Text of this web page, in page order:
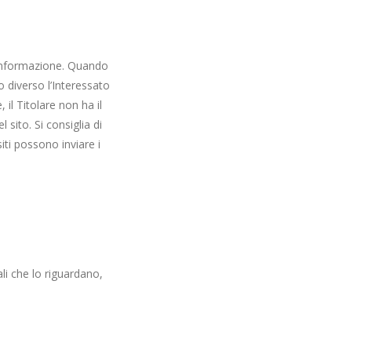
Quando
diverso l’Interessato
il Titolare non ha il
sito. Si consiglia di
possono inviare i
che lo riguardano,